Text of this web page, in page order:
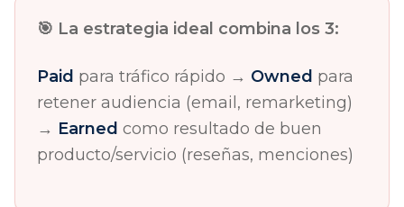
🎯 La estrategia ideal combina los 3:
Paid para tráfico rápido → Owned para
retener audiencia (email, remarketing)
→ Earned como resultado de buen
producto/servicio (reseñas, menciones)